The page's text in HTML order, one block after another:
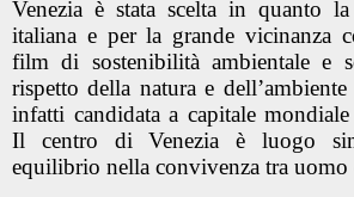
Venezia è stata scelta in quanto
italiana e per la grande vicinanza
film di sostenibilità ambientale e
rispetto della natura e
infatti candidata a capitale
Il centro di Venezia è luogo
equilibrio nella convivenza tra uomo